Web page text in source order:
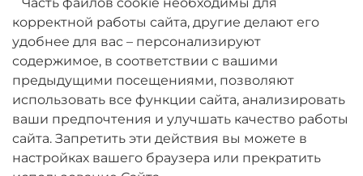
О компании
Товары и услуги
09:00 - 18:00 (будни, по МСК)
корректной работы сайта, другие делают его
удобнее для вас – персонализируют
содержимое, в соответствии с вашими
предыдущими посещениями, позволяют
использовать все функции сайта, анализировать
ваши предпочтения и улучшать качество работы
сайта. Запретить эти действия вы можете в
настройках вашего браузера или прекратить